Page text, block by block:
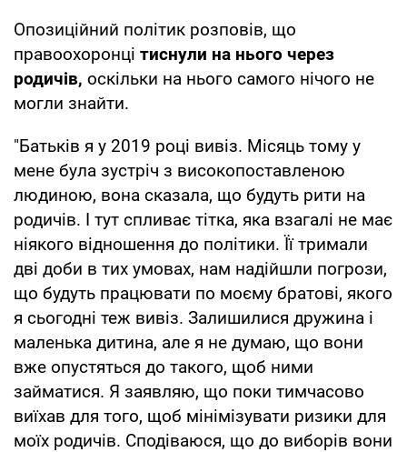
Опозиційний політик розповів, що
правоохоронці тиснули на нього через
родичів, оскільки на нього самого нічого не
могли знайти.
"Батьків я у 2019 році вивіз. Місяць тому у
мене була зустріч з високопоставленою
людиною, вона сказала, що будуть рити на
родичів. І тут спливає тітка, яка взагалі не має
ніякого відношення до політики. Її тримали
дві доби в тих умовах, нам надійшли погрози,
що будуть працювати по моєму братові, якого
я сьогодні теж вивіз. Залишилися дружина і
маленька дитина, але я не думаю, що вони
вже опустяться до такого, щоб ними
займатися. Я заявляю, що поки тимчасово
виїхав для того, щоб мінімізувати ризики для
моїх родичів. Сподіваюся, що до виборів вони